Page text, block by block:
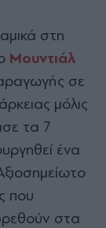
στη
Μουντιάλ
σε
μόλις
τα 7
ένα
που
στα